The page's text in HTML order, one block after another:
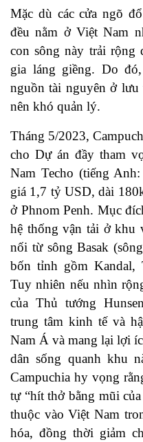
Mặc dù các cửa ngõ
đều nằm ở Việt Nam
con sông này trải rộng
gia láng giềng. Do
nguồn tài nguyên ở
nên khó quản lý.
Tháng 5/2023,
cho Dự án đầy tham
Nam Techo (tiếng Anh:
giá 1,7 tỷ USD, dài
ở Phnom Penh. Mục
hệ thống vận tải ở khu
nối từ sông Basak
bốn tỉnh gồm Kandal,
Tuy nhiên nếu nhìn
của Thủ tướng
trung tâm kinh tế và
Nam Á và mang lại lợi
dân sống quanh khu
Campuchia hy vọng
tự “hít thở bằng mũi
thuộc vào Việt Nam
hóa, đồng thời giảm